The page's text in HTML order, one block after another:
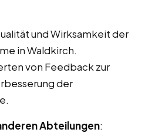
und Wirksamkeit der
in Waldkirch.
von Feedback zur
der
Abteilungen: